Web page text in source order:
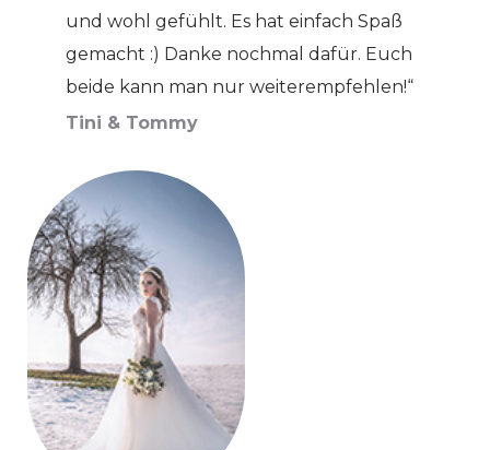
und wohl gefühlt. Es hat einfach Spaß
gemacht :) Danke nochmal dafür. Euch
beide kann man nur weiterempfehlen!“
Tini & Tommy